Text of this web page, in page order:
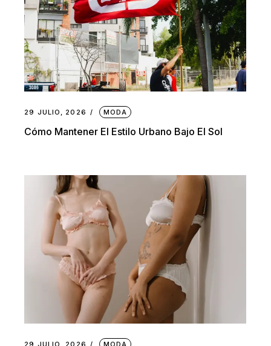
29 JULIO, 2026 MODA
Cómo Mantener El Estilo Urbano Bajo El Sol